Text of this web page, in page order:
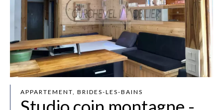
APPARTEMENT, BRIDES-LES-BAINS
Studio coin montagne -